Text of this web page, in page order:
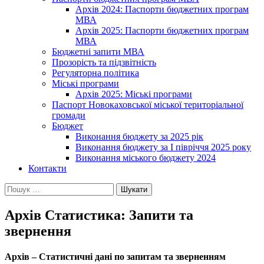
Архів 2024: Паспорти бюджетних програм
МВА
Архів 2025: Паспорти бюджетних програм
МВА
Бюджетні запити МВА
Прозорість та підзвітність
Регуляторна політика
Міські програми
Архів 2025: Міські програми
Паспорт Новокаховської міської територіальної
громади
Бюджет
Виконання бюджету за 2025 рік
Виконання бюджету за І півріччя 2025 року
Виконання міського бюджету 2024
Контакти
Пошук:
Архів Статистика: Запити та
звернення
Архів – Статистичні дані по запитам та зверненням